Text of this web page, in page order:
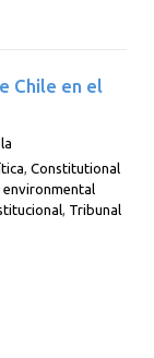
Chile en el
,Constitutional
,environmental
Tribunal